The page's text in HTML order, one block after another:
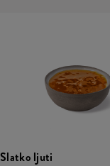
Slatko ljuti